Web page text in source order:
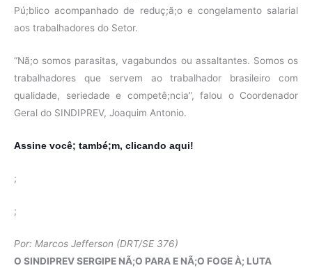
Pú;blico acompanhado de reduç;ã;o e congelamento salarial
aos trabalhadores do Setor.
“Nã;o somos parasitas, vagabundos ou assaltantes. Somos os
trabalhadores que servem ao trabalhador brasileiro com
qualidade, seriedade e competê;ncia”, falou o Coordenador
Geral do SINDIPREV, Joaquim Antonio.
Assine você; també;m, clicando aqui!
;
;
Por: Marcos Jefferson (DRT/SE 376)
O SINDIPREV SERGIPE NÃ;O PARA E NÃ;O FOGE À; LUTA